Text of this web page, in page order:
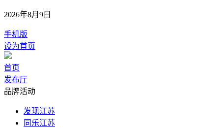
2026年8月9日
手机版
设为首页
首页
发布厅
品牌活动
发现江苏
同乐江苏